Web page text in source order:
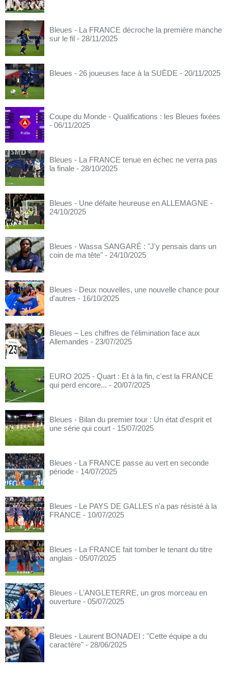
Bleues - La FRANCE décroche la première manche
sur le fil - 28/11/2025
Bleues - 26 joueuses face à la SUÈDE - 20/11/2025
Coupe du Monde - Qualifications : les Bleues fixées
- 06/11/2025
Bleues - La FRANCE tenue en échec ne verra pas
la finale - 28/10/2025
Bleues - Une défaite heureuse en ALLEMAGNE -
24/10/2025
Bleues - Wassa SANGARÉ : "J'y pensais dans un
coin de ma tête" - 24/10/2025
Bleues - Deux nouvelles, une nouvelle chance pour
d'autres - 16/10/2025
Bleues – Les chiffres de l’élimination face aux
Allemandes - 23/07/2025
EURO 2025 - Quart : Et à la fin, c'est la FRANCE
qui perd encore... - 20/07/2025
Bleues - Bilan du premier tour : Un état d'esprit et
une série qui court - 15/07/2025
Bleues - La FRANCE passe au vert en seconde
période - 14/07/2025
Bleues - Le PAYS DE GALLES n'a pas résisté à la
FRANCE - 10/07/2025
Bleues - La FRANCE fait tomber le tenant du titre
anglais - 05/07/2025
Bleues - L'ANGLETERRE, un gros morceau en
ouverture - 05/07/2025
Bleues - Laurent BONADEI : "Cette équipe a du
caractère" - 28/06/2025